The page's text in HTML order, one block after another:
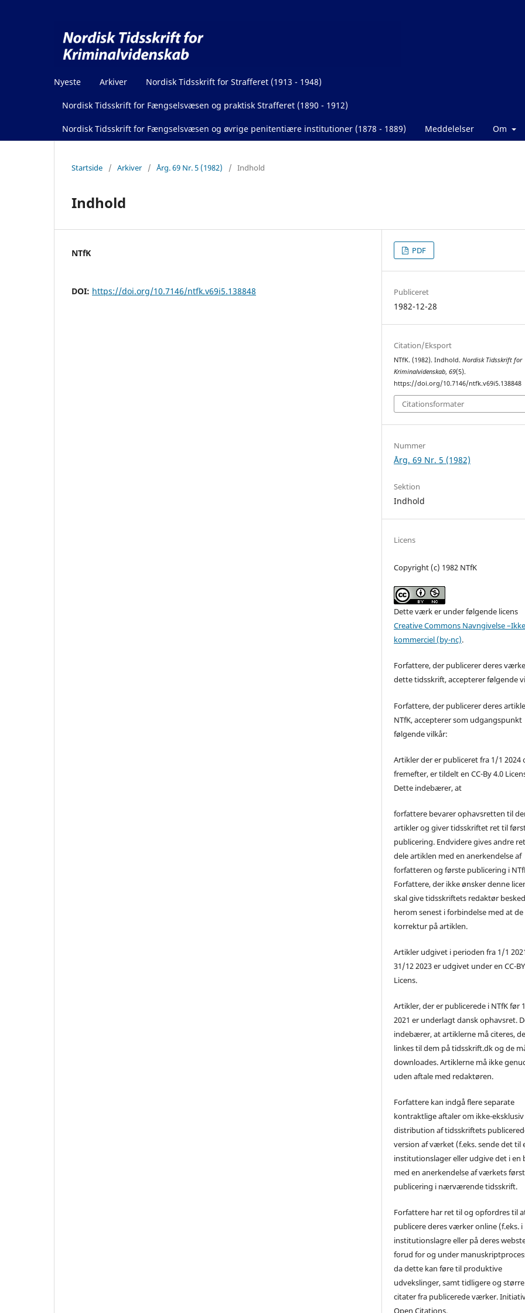
Nyeste Arkiver Nordisk Tidsskrift for Strafferet (1913 - 1948)
Nordisk Tidsskrift for Fængselsvæsen og praktisk Strafferet (1890 - 1912)
Nordisk Tidsskrift for Fængselsvæsen og øvrige penitentiære institutioner (1878 - 1889) Meddelelser Om
Startside / Arkiver / Årg. 69 Nr. 5 (1982) / Indhold
Indhold
NTfK
DOI: https://doi.org/10.7146/ntfk.v69i5.138848
PDF
Publiceret
1982-12-28
Citation/Eksport
NTfK. (1982). Indhold.Nordisk Tidsskrift for
Kriminalvidenskab,69(5).
https://doi.org/10.7146/ntfk.v69i5.138848
Citationsformater
Nummer
Årg. 69 Nr. 5 (1982)
Sektion
Indhold
Licens
Copyright (c) 1982 NTfK
Dette værk er under følgende licens
Creative Commons Navngivelse
kommerciel (by-nc).
Forfattere, der publicerer deres
dette tidsskrift, accepterer følgende
Forfattere, der publicerer deres
NTfK, accepterer som udgangspunkt
følgende vilkår:
Artikler der er publiceret fra 1/1 2024
fremefter, er tildelt en CC-By 4.0
Dette indebærer, at
forfattere bevarer ophavsretten til
artikler og giver tidsskriftet ret til
publicering. Endvidere gives andre
dele artiklen med en anerkendelse af
forfatteren og første publicering i
Forfattere, der ikke ønsker denne
skal give tidsskriftets redaktør besked
herom senest i forbindelse med at
korrektur på artiklen.
Artikler udgivet i perioden fra 1/1
31/12 2023 er udgivet under en CC-
Licens.
Artikler, der er publicerede i NTfK før
2021 er underlagt dansk ophavsret.
indebærer, at artiklerne må citeres,
linkes til dem på tidsskrift.dk og de
downloades. Artiklerne må ikke
uden aftale med redaktøren.
Forfattere kan indgå flere separate
kontraktlige aftaler om ikke-eksklusiv
distribution af tidsskriftets
version af værket (f.eks. sende det til
institutionslager eller udgive det i en
med en anerkendelse af værkets
publicering i nærværende tidsskrift.
Forfattere har ret til og opfordres til
publicere deres værker online (f.eks. i
institutionslagre eller på deres
forud for og under
da dette kan føre til produktive
udvekslinger, samt tidligere og større
citater fra publicerede værker.
Open Citations.